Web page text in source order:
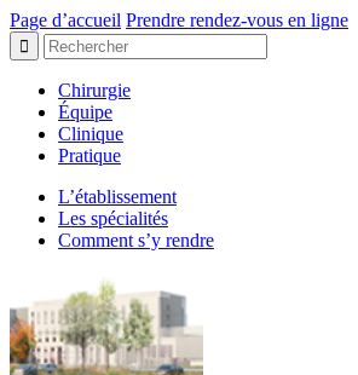
Page d’accueil Prendre rendez-vous en ligne
Chirurgie
Équipe
Clinique
Pratique
L’établissement
Les spécialités
Comment s’y rendre